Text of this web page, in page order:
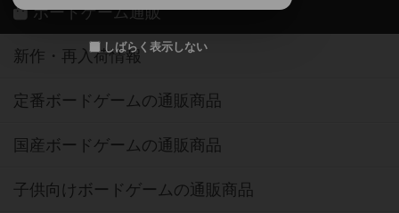
しばらく表示しない
ボードゲーム通販
新作・再入荷情報
定番ボードゲームの通販商品
国産ボードゲームの通販商品
子供向けボードゲームの通販商品